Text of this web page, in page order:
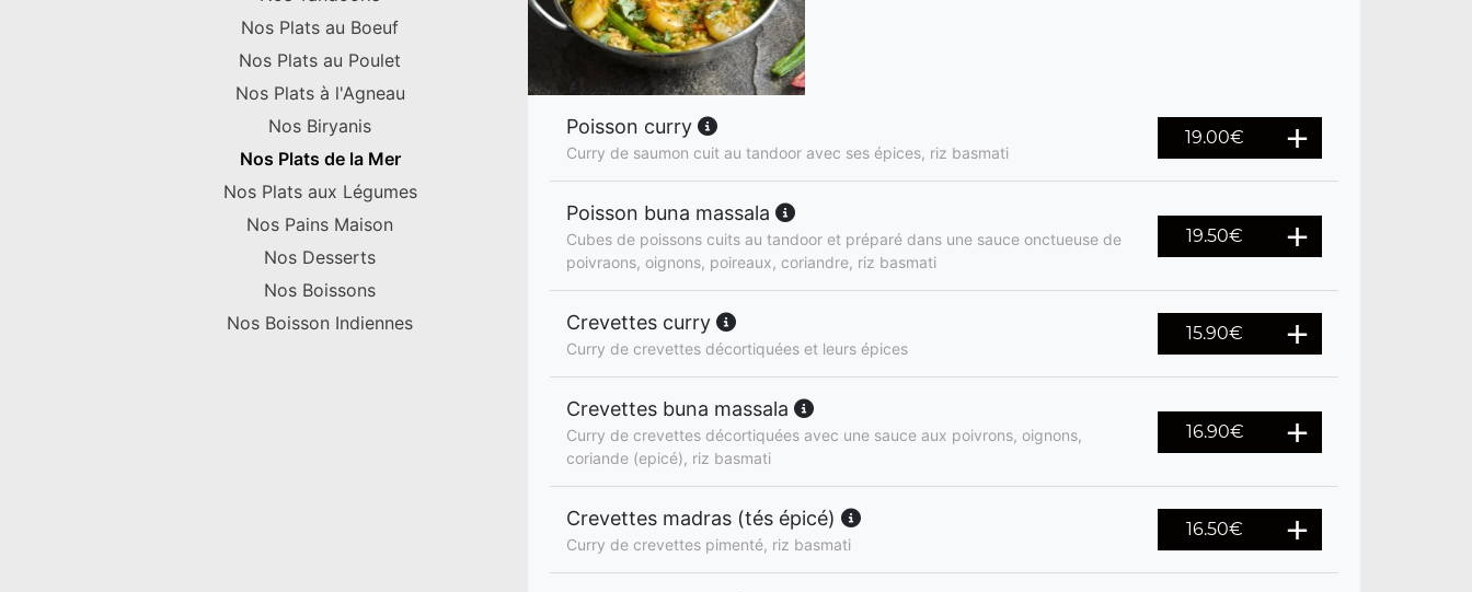
Nos Plats au Boeuf
Nos Plats au Poulet
Nos Plats à l'Agneau
Nos Biryanis
Nos Plats de la Mer
Nos Plats aux Légumes
Nos Pains Maison
Nos Desserts
Nos Boissons
Nos Boisson Indiennes
Poisson curry
Curry de saumon cuit au tandoor avec ses épices, riz basmati
19.00€
Poisson buna massala
Cubes de poissons cuits au tandoor et préparé dans une sauce onctueuse de
poivraons, oignons, poireaux, coriandre, riz basmati
19.50€
Crevettes curry
Curry de crevettes décortiquées et leurs épices
15.90€
Crevettes buna massala
Curry de crevettes décortiquées avec une sauce aux poivrons, oignons,
coriande (epicé), riz basmati
16.90€
Crevettes madras (tés épicé)
Curry de crevettes pimenté, riz basmati
16.50€